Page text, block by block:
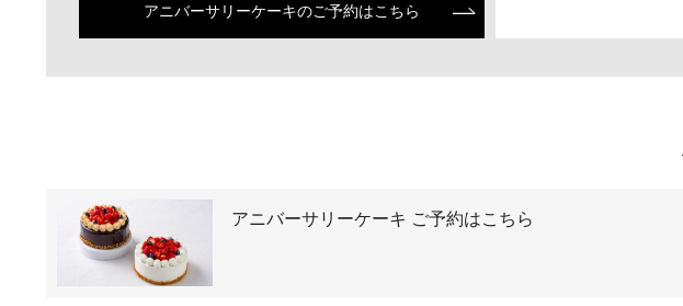
アニバーサリーケーキのご予約はこちら
アニバーサリーケーキ ご予約はこちら